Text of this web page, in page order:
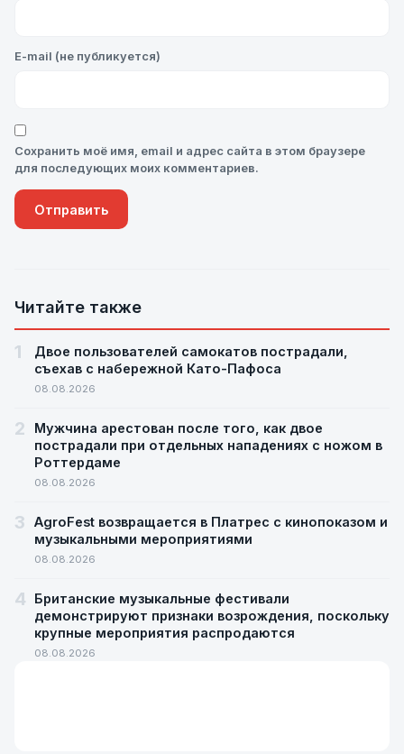
E-mail (не публикуется)
Сохранить моё имя, email и адрес сайта в этом браузере
для последующих моих комментариев.
Читайте также
1
Двое пользователей самокатов пострадали,
съехав с набережной Като-Пафоса
08.08.2026
2
Мужчина арестован после того, как двое
пострадали при отдельных нападениях с ножом в
Роттердаме
08.08.2026
3
AgroFest возвращается в Платрес с кинопоказом и
музыкальными мероприятиями
08.08.2026
4
Британские музыкальные фестивали
демонстрируют признаки возрождения, поскольку
крупные мероприятия распродаются
08.08.2026